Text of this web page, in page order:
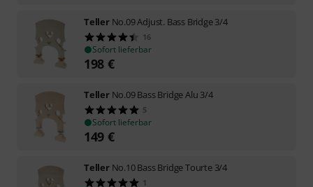
Teller No.09 Adjust. Bass Bridge 3/4
16
Sofort lieferbar
198 €
Teller No.09 Bass Bridge Alu 3/4
5
Sofort lieferbar
149 €
Teller No.10 Bass Bridge Tourte 3/4
1